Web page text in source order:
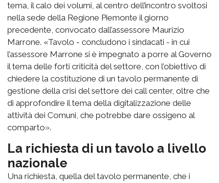
tema, il calo dei volumi, al centro dell’incontro svoltosi
nella sede della Regione Piemonte il giorno
precedente, convocato dall’assessore Maurizio
Marrone. «Tavolo - concludono i sindacati - in cui
l’assessore Marrone si è impegnato a porre al Governo
il tema delle forti criticità del settore, con l’obiettivo di
chiedere la costituzione di un tavolo permanente di
gestione della crisi del settore dei call center, oltre che
di approfondire il tema della digitalizzazione delle
attività dei Comuni, che potrebbe dare ossigeno al
comparto».
La richiesta di un tavolo a livello
nazionale
Una richiesta, quella del tavolo permanente, che i